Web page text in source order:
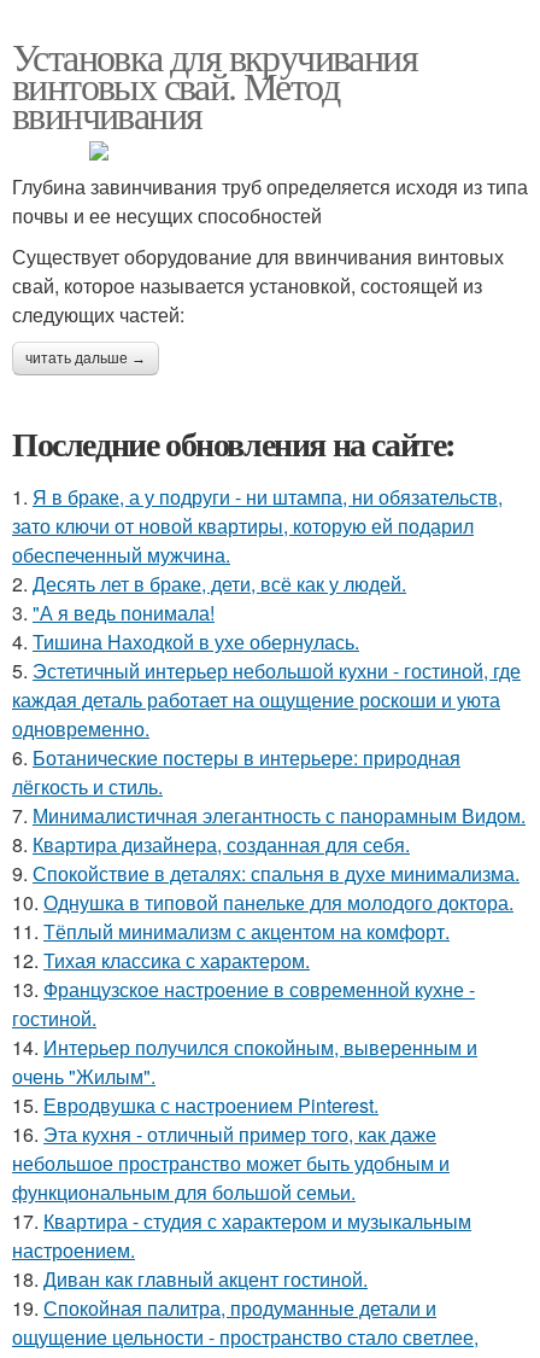
Установка для вкручивания
винтовых свай. Метод
ввинчивания
Глубина завинчивания труб определяется исходя из типа
почвы и ее несущих способностей
Существует оборудование для ввинчивания винтовых
свай, которое называется установкой, состоящей из
следующих частей:
читать дальше →
Последние обновления на сайте:
1. Я в браке, а у подруги - ни штампа, ни обязательств,
зато ключи от новой квартиры, которую ей подарил
обеспеченный мужчина.
2. Десять лет в браке, дети, всё как у людей.
3. "А я ведь понимала!
4. Тишина Находкой в ухе обернулась.
5. Эстетичный интерьер небольшой кухни - гостиной, где
каждая деталь работает на ощущение роскоши и уюта
одновременно.
6. Ботанические постеры в интерьере: природная
лёгкость и стиль.
7. Минималистичная элегантность с панорамным Видом.
8. Квартира дизайнера, созданная для себя.
9. Спокойствие в деталях: спальня в духе минимализма.
10. Однушка в типовой панельке для молодого доктора.
11. Тёплый минимализм с акцентом на комфорт.
12. Тихая классика с характером.
13. Французское настроение в современной кухне -
гостиной.
14. Интерьер получился спокойным, выверенным и
очень "Жилым".
15. Евродвушка с настроением Pinterest.
16. Эта кухня - отличный пример того, как даже
небольшое пространство может быть удобным и
функциональным для большой семьи.
17. Квартира - студия с характером и музыкальным
настроением.
18. Диван как главный акцент гостиной.
19. Спокойная палитра, продуманные детали и
ощущение цельности - пространство стало светлее,